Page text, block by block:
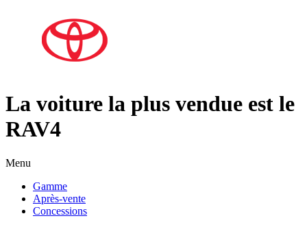
La voiture la plus vendue est le
RAV4
Menu
Gamme
Après-vente
Concessions